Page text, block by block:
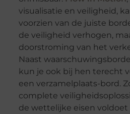
visualisatie en veiligheid,
voorzien van de juiste
de veiligheid verhogen,
doorstroming van het
Naast
kun je ook bij hen terecht
een verzamelplaats-bord.
complete
de wettelijke eisen voldoet